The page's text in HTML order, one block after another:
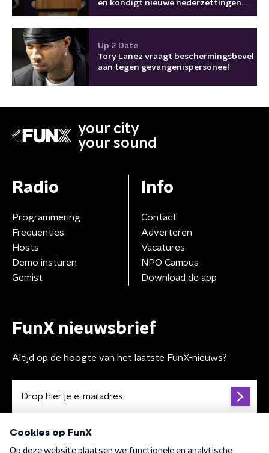
en kondigt nieuwe nederzettingen
Up 2 Date
Tory Lanez vraagt beschermingsbevel
aan tegen gevangenispersoneel
your city
your sound
Radio
Programmering
Frequenties
Hosts
Demo insturen
Gemist
Info
Contact
Adverteren
Vacatures
NPO Campus
Download de app
FunX nieuwsbrief
Altijd op de hoogte van het laatste FunX-nieuws?